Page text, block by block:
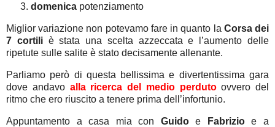
domenica potenziamento
Miglior variazione non potevamo fare in quanto la Corsa dei
7 cortiliè stata una scelta azzeccata e l’aumento delle
ripetute sulle salite è stato decisamente allenante.
Parliamo però di questa bellissima e divertentissima gara
dove andavo alla ricerca del medio perdutoovvero del
ritmo che ero riuscito a tenere prima dell’infortunio.
Appuntamento a casa mia con Guidoe Fabrizioe a